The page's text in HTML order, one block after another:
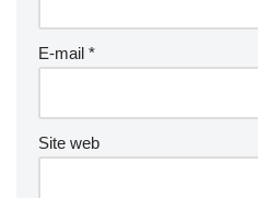
E-mail *
Site web